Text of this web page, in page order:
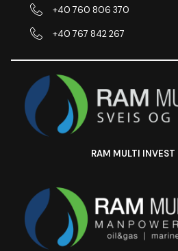
+40 760 806 370
+40 767 842 267
RAM MULTI INVEST